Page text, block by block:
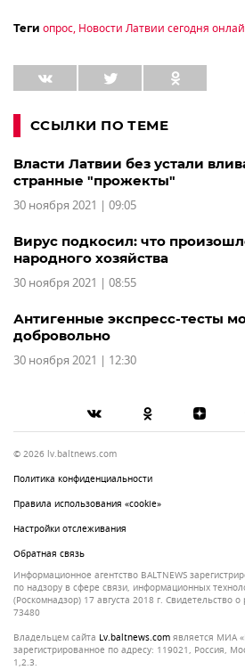
Теги опрос, Новости Латвии сегодня
ССЫЛКИ ПО ТЕМЕ
Власти Латвии без устали
странные "прожекты"
30 ноября 2021 | 09:05
Вирус подкосил: что
народного хозяйства
30 ноября 2021 | 08:55
Антигенные экспресс-тесты
добровольно
30 ноября 2021 | 12:30
© 2026 lv.baltnews.com
Политика конфиденциальности
Правила использования «cookie»
Настройки отслеживания
Обратная связь
Информационное агентство BALTNEWS
по надзору в сфере связи, информационных
(Роскомнадзор) 17 августа 2018 г. Свидетельство
73480
Владельцем сайта lv.baltnews.com является МИА
зарегистрированное по адресу: 119021, Россия,
1,2.3.